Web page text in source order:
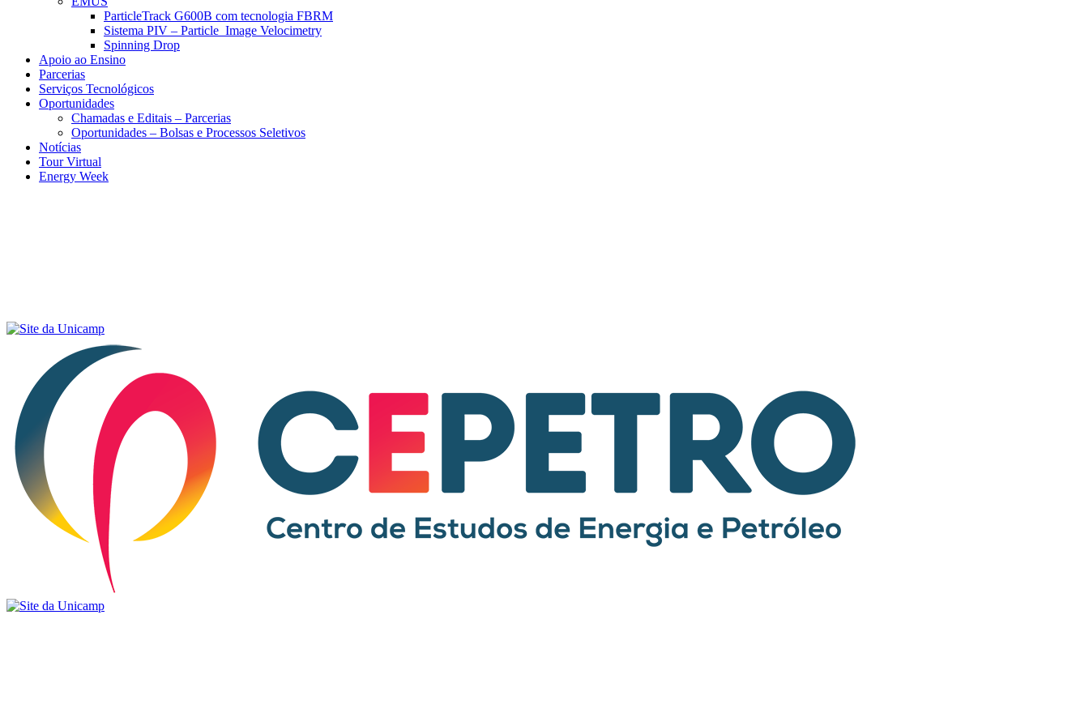
ParticleTrack G600B com tecnologia FBRM
Sistema PIV – Particle Image Velocimetry
Spinning Drop
Apoio ao Ensino
Parcerias
Serviços Tecnológicos
Oportunidades
Chamadas e Editais – Parcerias
Oportunidades – Bolsas e Processos Seletivos
Notícias
Tour Virtual
Energy Week